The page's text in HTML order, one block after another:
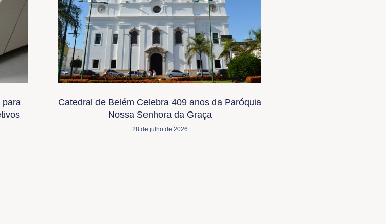
para
Catedral de Belém Celebra 409 anos da Paróquia
Nossa Senhora da Graça
28 de julho de 2026